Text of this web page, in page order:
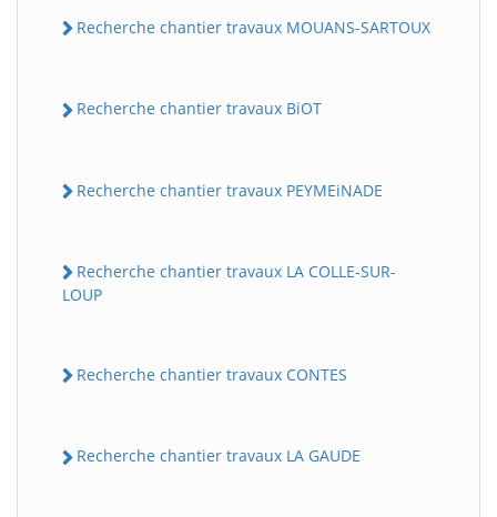
Recherche chantier travaux MOUANS-SARTOUX
Recherche chantier travaux BiOT
Recherche chantier travaux PEYMEiNADE
Recherche chantier travaux LA COLLE-SUR-
LOUP
Recherche chantier travaux CONTES
Recherche chantier travaux LA GAUDE